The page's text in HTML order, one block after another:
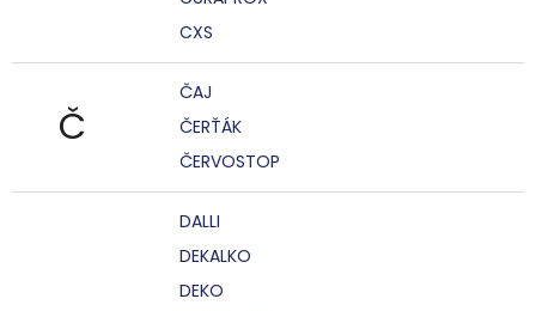
CXS
Č
ČAJ
ČERŤÁK
ČERVOSTOP
DALLI
DEKALKO
DEKO